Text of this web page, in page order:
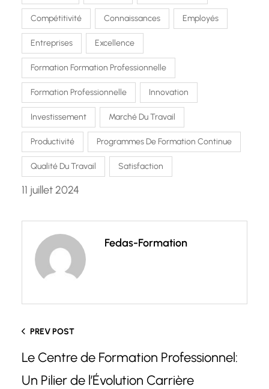
Compétitivité Connaissances Employés
Entreprises Excellence
Formation Formation Professionnelle
Formation Professionnelle Innovation
Investissement Marché Du Travail
Productivité Programmes De Formation Continue
Qualité Du Travail Satisfaction
11 juillet 2024
Fedas-Formation
PREV POST
Le Centre de Formation Professionnel:
Un Pilier de l’Évolution Carrière